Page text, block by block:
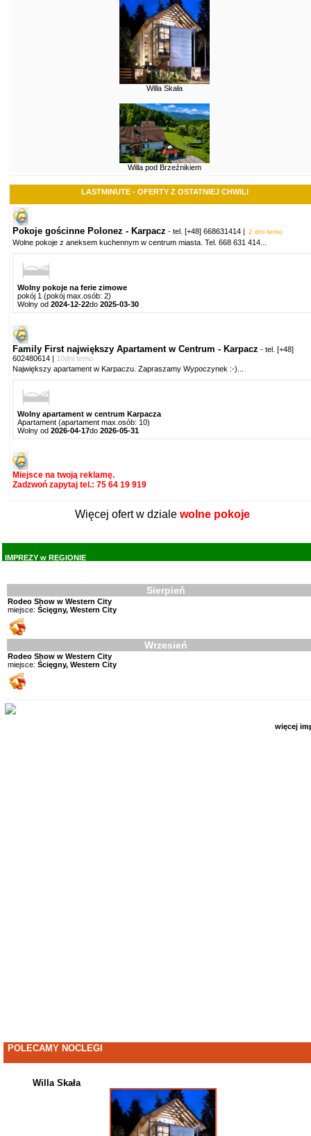
Willa Skała
Willa pod Brzeźnikiem
LASTMINUTE - OFERTY Z OSTATNIEJ CHWILI
Pokoje gościnne Polonez - Karpacz - tel. [+48] 668631414 2 dni temu
Wolne pokoje z aneksem kuchennym w centrum miasta. Tel. 668 631 414
Wolny pokoje na ferie zimowe
pokój 1 (pokój max.osób: 2)
Wolny od 2024-12-22do 2025-03-30
Family First największy Apartament w Centrum - Karpacz - tel. [+48]
602480614
10dni temu
Największy apartament w Karpaczu. Zapraszamy Wypoczynek :-)
Wolny apartament w centrum Karpacza
Apartament (apartament max.osób: 10)
Wolny od 2026-04-17do 2026-05-31
Miejsce na twoją reklamę.
Zadzwoń zapytaj tel.: 75 64 19 919
Więcej ofert w dziale wolne pokoje
IMPREZY w REGIONIE
Sierpień
Rodeo Show w Western City
miejsce: Ścięgny, Western City
Wrzesień
Rodeo Show w Western City
miejsce: Ścięgny, Western City
więcej
POLECAMY NOCLEGI
Willa Skała